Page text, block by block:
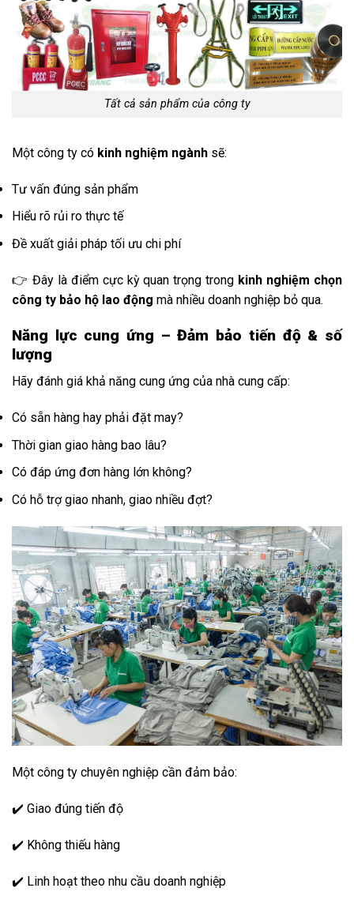
Tất cả sản phẩm của công ty
Một công ty có kinh nghiệm ngành sẽ:
Tư vấn đúng sản phẩm
Hiểu rõ rủi ro thực tế
Đề xuất giải pháp tối ưu chi phí
👉 Đây là điểm cực kỳ quan trọng trong kinh nghiệm chọn
công ty bảo hộ lao động mà nhiều doanh nghiệp bỏ qua.
Năng lực cung ứng – Đảm bảo tiến độ & số
lượng
Hãy đánh giá khả năng cung ứng của nhà cung cấp:
Có sẵn hàng hay phải đặt may?
Thời gian giao hàng bao lâu?
Có đáp ứng đơn hàng lớn không?
Có hỗ trợ giao nhanh, giao nhiều đợt?
Một công ty chuyên nghiệp cần đảm bảo:
✔️ Giao đúng tiến độ
✔️ Không thiếu hàng
✔️ Linh hoạt theo nhu cầu doanh nghiệp